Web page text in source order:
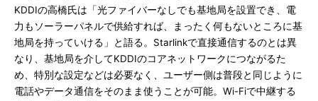
KDDIの高橋氏は「光ファイバーなしでも基地局を設置でき、電
力もソーラーパネルで供給すれば、まったく何もないところに基
地局を持っていける」と語る。Starlinkで直接通信するのとは異
なり、基地局を介してKDDIのコアネットワークにつながるた
め、特別な設定などは必要なく、ユーザー側は普段と同じように
電話やデータ通信をそのまま使うことが可能。Wi-Fiで中継する